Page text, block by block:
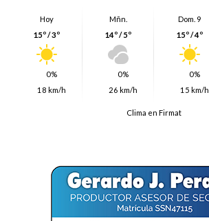
Hoy
15º / 3º
0%
18 km/h
Mñn.
14º / 5º
0%
26 km/h
Dom. 9
15º / 4º
0%
15 km/h
Clima en Firmat